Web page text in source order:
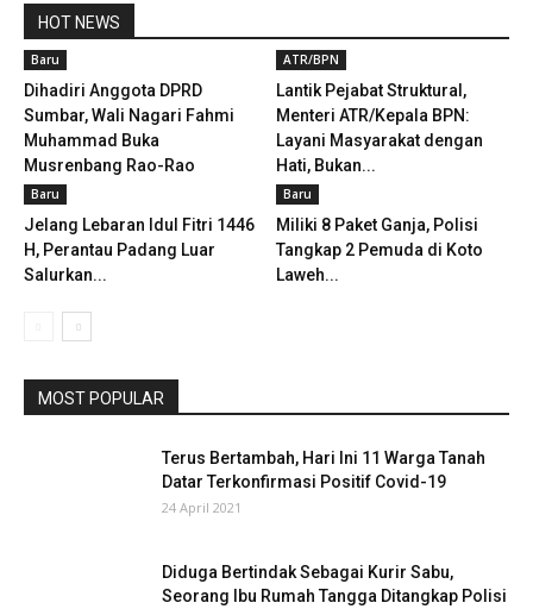
HOT NEWS
Baru
Dihadiri Anggota DPRD
Sumbar, Wali Nagari Fahmi
Muhammad Buka
Musrenbang Rao-Rao
ATR/BPN
Lantik Pejabat Struktural,
Menteri ATR/Kepala BPN:
Layani Masyarakat dengan
Hati, Bukan...
Baru
Jelang Lebaran Idul Fitri 1446
H, Perantau Padang Luar
Salurkan...
Baru
Miliki 8 Paket Ganja, Polisi
Tangkap 2 Pemuda di Koto
Laweh...
MOST POPULAR
Terus Bertambah, Hari Ini 11 Warga Tanah
Datar Terkonfirmasi Positif Covid-19
24 April 2021
Diduga Bertindak Sebagai Kurir Sabu,
Seorang Ibu Rumah Tangga Ditangkap Polisi